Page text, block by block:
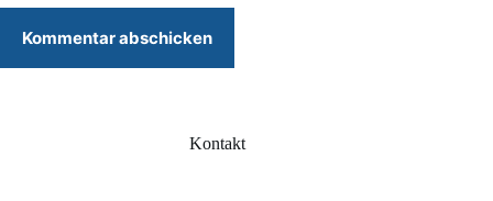
Kommentar abschicken
Kontakt